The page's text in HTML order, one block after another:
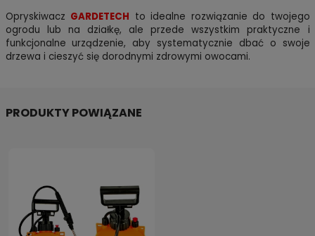
Opryskiwacz GARDETECH to idealne rozwiązanie do twojego
ogrodu lub na działkę, ale przede wszystkim praktyczne i
funkcjonalne urządzenie, aby systematycznie dbać o swoje
drzewa i cieszyć się dorodnymi zdrowymi owocami.
PRODUKTY POWIĄZANE